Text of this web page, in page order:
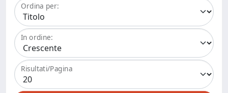
Ordina per:
In ordine:
Risultati/Pagina